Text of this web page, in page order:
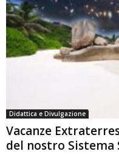
Didattica e Divulgazione
Vacanze
del nostro Sistema